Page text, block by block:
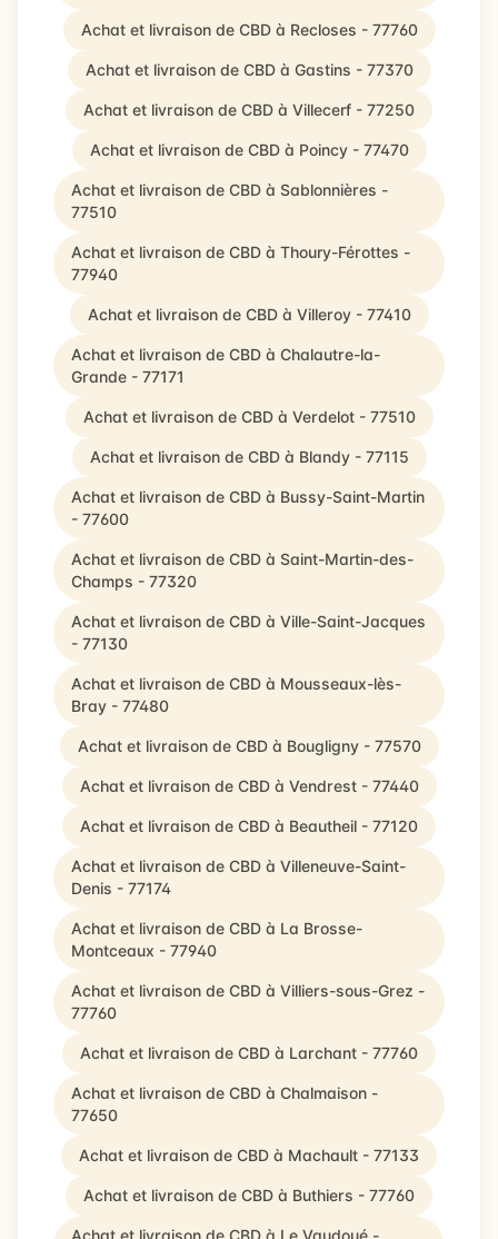
Achat et livraison de CBD à Recloses - 77760
Achat et livraison de CBD à Gastins - 77370
Achat et livraison de CBD à Villecerf - 77250
Achat et livraison de CBD à Poincy - 77470
Achat et livraison de CBD à Sablonnières -
77510
Achat et livraison de CBD à Thoury-Férottes -
77940
Achat et livraison de CBD à Villeroy - 77410
Achat et livraison de CBD à Chalautre-la-
Grande - 77171
Achat et livraison de CBD à Verdelot - 77510
Achat et livraison de CBD à Blandy - 77115
Achat et livraison de CBD à Bussy-Saint-Martin
- 77600
Achat et livraison de CBD à Saint-Martin-des-
Champs - 77320
Achat et livraison de CBD à Ville-Saint-Jacques
- 77130
Achat et livraison de CBD à Mousseaux-lès-
Bray - 77480
Achat et livraison de CBD à Bougligny - 77570
Achat et livraison de CBD à Vendrest - 77440
Achat et livraison de CBD à Beautheil - 77120
Achat et livraison de CBD à Villeneuve-Saint-
Denis - 77174
Achat et livraison de CBD à La Brosse-
Montceaux - 77940
Achat et livraison de CBD à Villiers-sous-Grez -
77760
Achat et livraison de CBD à Larchant - 77760
Achat et livraison de CBD à Chalmaison -
77650
Achat et livraison de CBD à Machault - 77133
Achat et livraison de CBD à Buthiers - 77760
Achat et livraison de CBD à Le Vaudoué -